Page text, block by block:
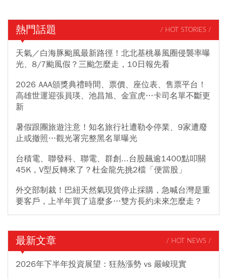
熱門話題 / HOT STORIES /
天氣／白海豚颱風最新路徑！北北基桃暴風圈侵襲率曝
光、8/7颱風假？三颱怎麼走，10日報先看
2026 AAA頒獎典禮時間、票價、座位表、售票平台！
高雄世運迎張員瑛、池昌旭、金宣虎…卡司名單不斷更
新
暑假跟團旅遊注意！知名旅行社遭勒令停業、9家遭廢
止或撤照…觀光署完整黑名單曝光
台積電、聯發科、聯電、群創...台股飆逾1400點叩關
45K，V型反轉來了？杜金龍先挑2檔「便當股」
外交部制裁！巴紐天然氣現貨停止採購，急喊台灣是重
要客戶，上半年買了這麼多…雙方長約未來怎麼走？
最新文章 / HOT NEWS /
2026年下半年投資展望：狂熱漲勢 vs 嚴峻現實